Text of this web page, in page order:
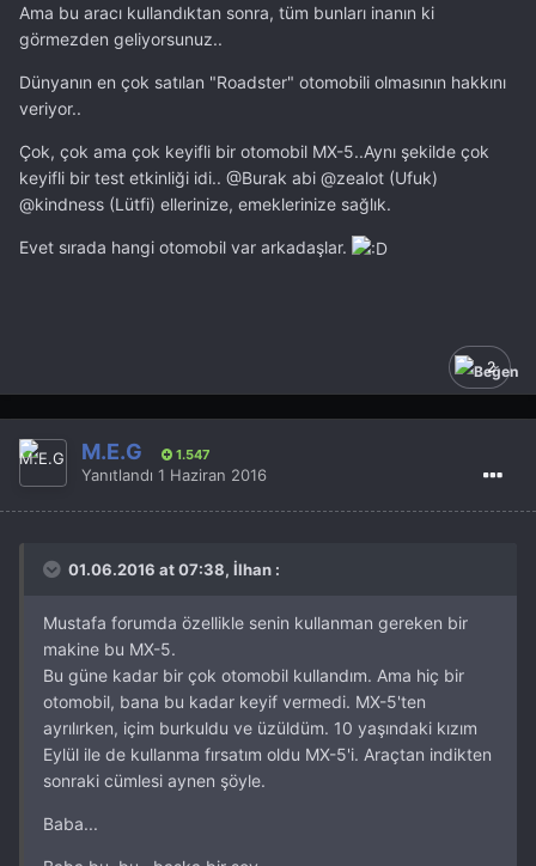
Ama bu aracı kullandıktan sonra, tüm bunları inanın ki
görmezden geliyorsunuz..
Dünyanın en çok satılan "Roadster" otomobili olmasının hakkını
veriyor..
Çok, çok ama çok keyifli bir otomobil MX-5..Aynı şekilde çok
keyifli bir test etkinliği idi.. @Burak abi @zealot (Ufuk)
@kindness (Lütfi) ellerinize, emeklerinize sağlık.
Evet sırada hangi otomobil var arkadaşlar.
2
M.E.G 1.547
Yanıtlandı 1 Haziran 2016
01.06.2016 at 07:38, İlhan :
Mustafa forumda özellikle senin kullanman gereken bir
makine bu MX-5.
Bu güne kadar bir çok otomobil kullandım. Ama hiç bir
otomobil, bana bu kadar keyif vermedi. MX-5'ten
ayrılırken, içim burkuldu ve üzüldüm. 10 yaşındaki kızım
Eylül ile de kullanma fırsatım oldu MX-5'i. Araçtan indikten
sonraki cümlesi aynen şöyle.
Baba...